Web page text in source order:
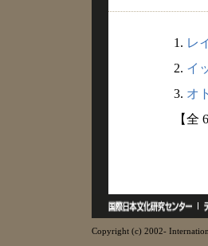
1. レ
2. イ
3. オ
【全
Copyright (c) 2002-